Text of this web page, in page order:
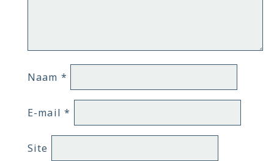
Naam *
E-mail*
Site